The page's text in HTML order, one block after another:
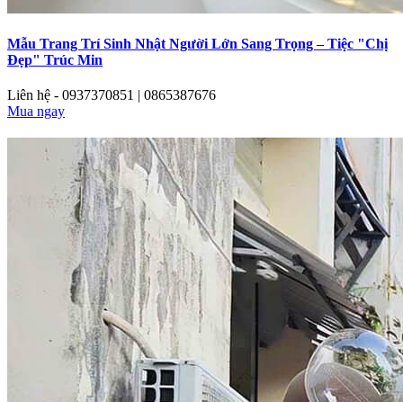
Mẫu Trang Trí Sinh Nhật Người Lớn Sang Trọng – Tiệc "Chị
Đẹp" Trúc Min
Liên hệ - 0937370851 | 0865387676
Mua ngay